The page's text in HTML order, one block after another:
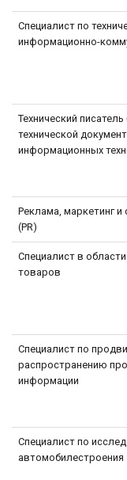
Специалист по
информационно-
Технический
технической
информационных
Реклама, маркетинг
(PR)
Специалист в
товаров
Специалист по
распространению
информации
Специалист по
автомобилестроения